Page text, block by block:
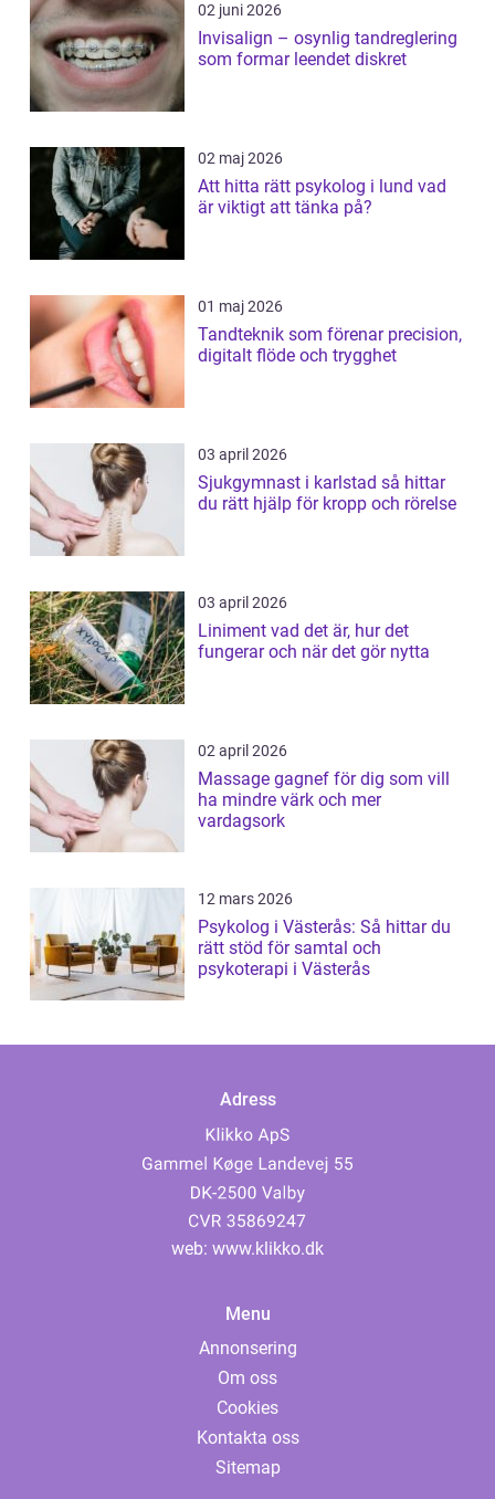
02 juni 2026
Invisalign – osynlig tandreglering
som formar leendet diskret
02 maj 2026
Att hitta rätt psykolog i lund vad
är viktigt att tänka på?
01 maj 2026
Tandteknik som förenar precision,
digitalt flöde och trygghet
03 april 2026
Sjukgymnast i karlstad så hittar
du rätt hjälp för kropp och rörelse
03 april 2026
Liniment vad det är, hur det
fungerar och när det gör nytta
02 april 2026
Massage gagnef för dig som vill
ha mindre värk och mer
vardagsork
12 mars 2026
Psykolog i Västerås: Så hittar du
rätt stöd för samtal och
psykoterapi i Västerås
Adress
web: www.klikko.dk
Menu
Annonsering
Om oss
Cookies
Kontakta oss
Sitemap